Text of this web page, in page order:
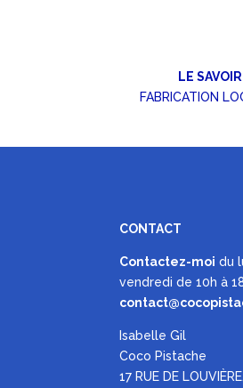
LE
FABRICATION
CONTACT
Contactez-moi du
vendredi de 10h à
Isabelle Gil
Coco Pistache
17 RUE DE